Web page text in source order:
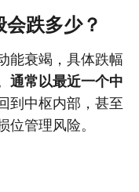
跌多少？
能衰竭，具体跌幅
通常以最近一个中
到中枢内部，甚至
管理风险。